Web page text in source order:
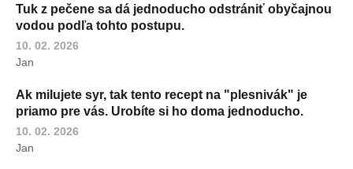
Tuk z pečene sa dá jednoducho odstrániť obyčajnou
vodou podľa tohto postupu.
10. 02. 2026
Jan
Ak milujete syr, tak tento recept na "plesnivák" je
priamo pre vás. Urobíte si ho doma jednoducho.
10. 02. 2026
Jan